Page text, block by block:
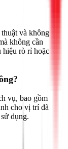
và không
không cần
hiệu rò rỉ hoặc
vụ, bao gồm
cho vị trí đã
dụng.